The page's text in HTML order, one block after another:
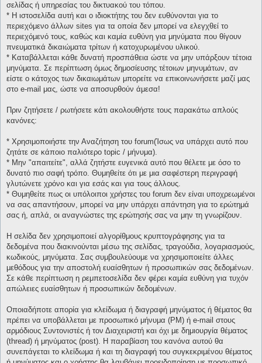
σελίδας ή υπηρεσίας του δικτυακού του τόπου.
* H ιστοσελίδα αυτή και ο ιδιοκτήτης του δεν ευθύνονται για το
περιεχόμενο άλλων sites για τα οποία δεν μπορεί να ελεγχθεί το
περιεχόμενό τους, καθώς και καμία ευθύνη για μηνύματα που θίγουν
πνευματικά δικαιώματα τρίτων ή κατοχυρωμένου υλικού.
* Καταβάλλεται κάθε δυνατή προσπάθεια ώστε να μην υπάρξουν τέτοια
μηνύματα. Σε περίπτωση όμως δημοσίευσης τέτοιων μηνυμάτων, αν
είστε ο κάτοχος των δικαιωμάτων μπορείτε να επικοινωνήσετε μαζί μας
στο e-mail μας, ώστε να αποσυρθούν άμεσα!
Πριν ζητήσετε / ρωτήσετε κάτι ακολουθήστε τους παρακάτω απλούς
κανόνες:
* Χρησιμοποιήστε την Αναζήτηση του forum(Ίσως να υπάρχει αυτό που
ζητάτε σε κάποιο παλιότερο topic / μήνυμα).
* Μην "απαιτείτε", αλλά ζητήστε ευγενικά αυτό που θέλετε με όσο το
δυνατό πιο σαφή τρόπο. Θυμηθείτε ότι με μια σαφέστερη περιγραφή
γλυτώνετε χρόνο και για εσάς και για τους άλλους.
* Θυμηθείτε πως οι υπόλοιποι χρήστες του forum δεν είναι υποχρεωμένοι
να σας απαντήσουν, μπορεί να μην υπάρχει απάντηση για το ερώτημά
σας ή, απλά, οι αναγνώστες της ερώτησής σας να μην τη γνωρίζουν.
Η σελίδα δεν χρησιμοποιεί αλγορίθμους κρυπτογράφησης για τα
δεδομένα που διακινούνται μέσω της σελίδας, τραγούδια, λογαριασμούς,
κωδικούς, μηνύματα. Σας συμβουλεύουμε να χρησιμοποιείτε άλλες
μεθόδους για την αποστολή ευαίσθητων ή προσωπικών σας δεδομένων.
Σε κάθε περίπτωση η ρεμπετοσελίδα δεν φέρει καμία ευθύνη για τυχόν
απώλειες ευαίσθητων ή προσωπικών δεδομένων.
Οποιαδήποτε απορία για κλείδωμα ή διαγραφή μηνύματος ή θέματος θα
πρέπει να υποβάλλεται με προσωπικό μήνυμα (PM) ή e-mail στους
αρμόδιους Συντονιστές ή τον Διαχειριστή και όχι με δημιουργία θέματος
(thread) ή μηνύματος (post). Η παραβίαση του κανόνα αυτού θα
συνεπάγεται το κλείδωμα ή και τη διαγραφή του συγκεκριμένου θέματος